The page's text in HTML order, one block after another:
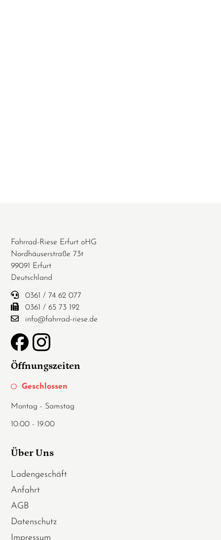
Fahrrad-Riese Erfurt oHG
Nordhäuserstraße 73t
99091 Erfurt
Deutschland
0361 / 74 62 077
0361 / 65 73 192
info@fahrrad-riese.de
Öffnungszeiten
Geschlossen
Montag - Samstag
10:00 - 19:00
Über Uns
Ladengeschäft
Anfahrt
AGB
Datenschutz
Impressum